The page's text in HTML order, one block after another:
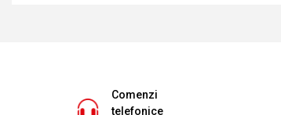
Comenzi
telefonice